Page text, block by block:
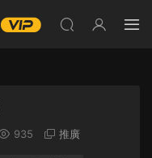
935 推廣